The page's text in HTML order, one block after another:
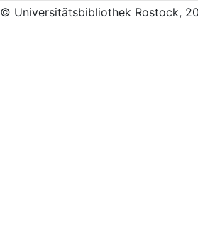
© Universitätsbibliothek Rostock,